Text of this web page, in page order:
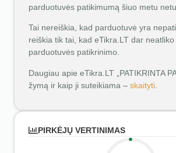
parduotuvės patikimumą šiuo metu
Tai nereiškia, kad parduotuvė yra
reiškia tik tai, kad eTikra.LT dar
parduotuvės patikrinimo.
Daugiau apie eTikra.LT „PATIKRINTA
žymą ir kaip ji suteikiama – skaityti
PIRKĖJŲ VERTINIMAS